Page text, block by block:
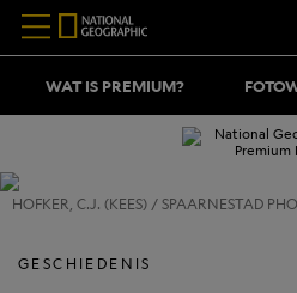
WAT IS PREMIUM?
HOFKER, C.J. (KEES) / SPAARNESTAD
GESCHIEDENIS